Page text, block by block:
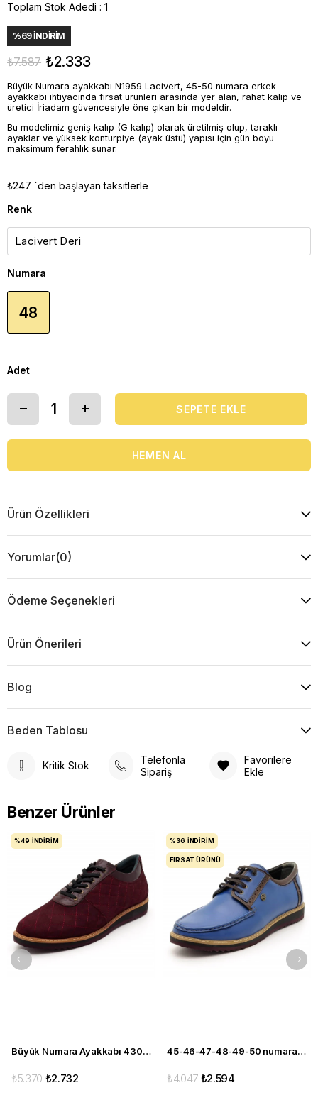
Toplam Stok Adedi : 1
%69İNDIRIM
₺7.587 ₺2.333
Büyük Numara ayakkabı N1959 Lacivert, 45-50 numara erkek
ayakkabı ihtiyacında fırsat ürünleri arasında yer alan, rahat kalıp ve
üretici İriadam güvencesiyle öne çıkan bir modeldir.
Bu modelimiz geniş kalıp (G kalıp) olarak üretilmiş olup, taraklı
ayaklar ve yüksek konturpiye (ayak üstü) yapısı için gün boyu
maksimum ferahlık sunar.
₺247 `den başlayan taksitlerle
Renk
Numara
48
Adet
Ürün Özellikleri
Yorumlar(0)
Ödeme Seçenekleri
Ürün Önerileri
Blog
Beden Tablosu
Kritik Stok
Telefonla
Sipariş
Favorilere
Ekle
Benzer Ürünler
Büyük Numara Ayakkabı 4308-BORDO
₺2.732
₺5.370
%49 İNDIRIM
45-46-47-48-49-50 numara 4360 EVA Mavi Büyük Numara Ayakkabı
₺2.594
₺4.047
%36 İNDIRIM
FIRSAT ÜRÜNÜ